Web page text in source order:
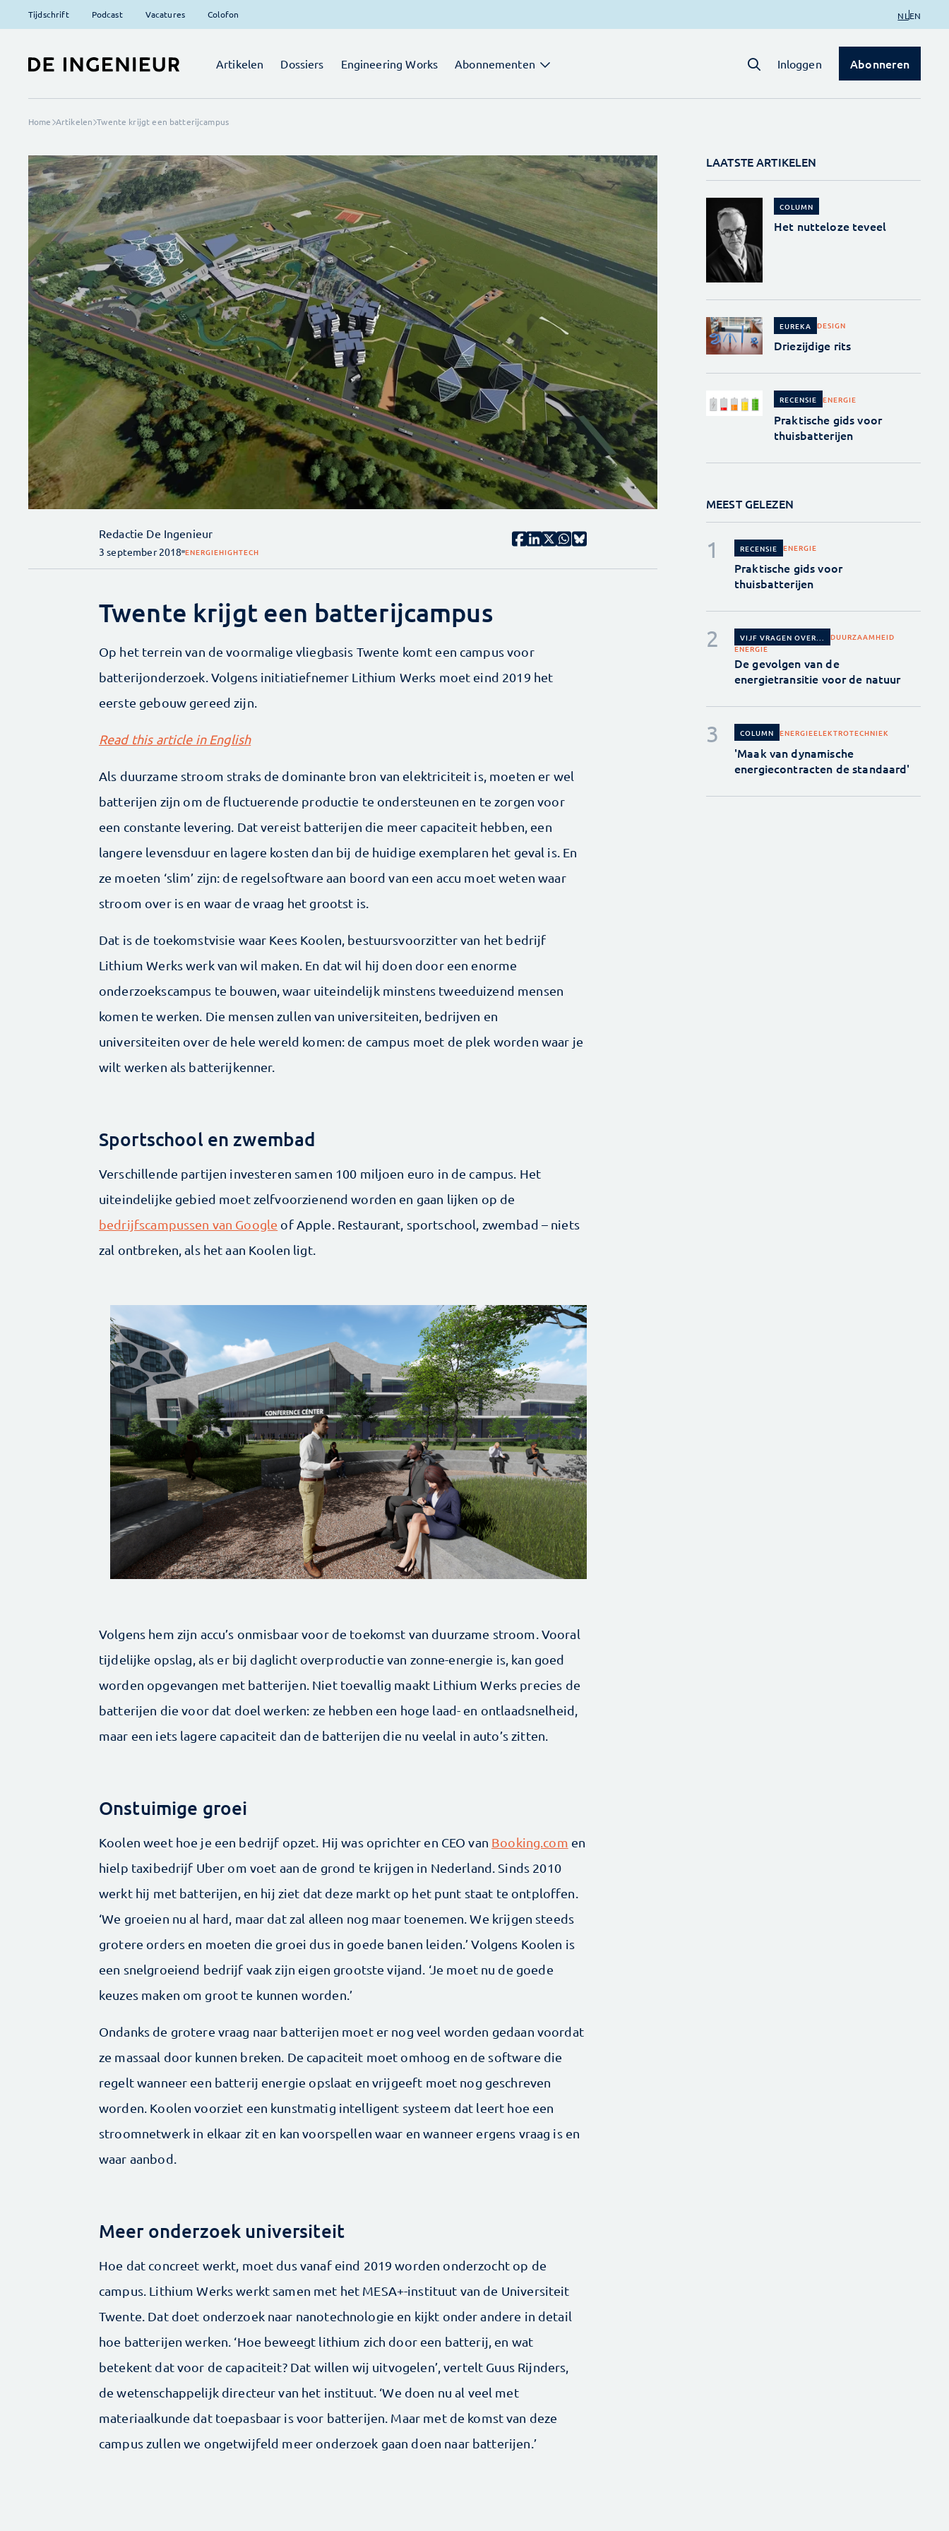
Tijdschrift Podcast Vacatures Colofon NL EN
Artikelen Dossiers Engineering Works Abonnementen Inloggen Abonneren
Home Artikelen Twente krijgt een batterijcampus
Redactie De Ingenieur
3 september 2018 ENERGIEHIGHTECH
Twente krijgt een batterijcampus
Op het terrein van de voormalige vliegbasis Twente komt een campus voor
batterijonderzoek. Volgens initiatiefnemer Lithium Werks moet eind 2019 het
eerste gebouw gereed zijn.
Read this article in English
Als duurzame stroom straks de dominante bron van elektriciteit is, moeten er wel
batterijen zijn om de fluctuerende productie te ondersteunen en te zorgen voor
een constante levering. Dat vereist batterijen die meer capaciteit hebben, een
langere levensduur en lagere kosten dan bij de huidige exemplaren het geval is. En
ze moeten ‘slim’ zijn: de regelsoftware aan boord van een accu moet weten waar
stroom over is en waar de vraag het grootst is.
Dat is de toekomstvisie waar Kees Koolen, bestuursvoorzitter van het bedrijf
Lithium Werks werk van wil maken. En dat wil hij doen door een enorme
onderzoekscampus te bouwen, waar uiteindelijk minstens tweeduizend mensen
komen te werken. Die mensen zullen van universiteiten, bedrijven en
universiteiten over de hele wereld komen: de campus moet de plek worden waar je
wilt werken als batterijkenner.
Sportschool en zwembad
Verschillende partijen investeren samen 100 miljoen euro in de campus. Het
uiteindelijke gebied moet zelfvoorzienend worden en gaan lijken op de
bedrijfscampussen van Google of Apple. Restaurant, sportschool, zwembad – niets
zal ontbreken, als het aan Koolen ligt.
Volgens hem zijn accu’s onmisbaar voor de toekomst van duurzame stroom. Vooral
tijdelijke opslag, als er bij daglicht overproductie van zonne-energie is, kan goed
worden opgevangen met batterijen. Niet toevallig maakt Lithium Werks precies de
batterijen die voor dat doel werken: ze hebben een hoge laad- en ontlaadsnelheid,
maar een iets lagere capaciteit dan de batterijen die nu veelal in auto’s zitten.
Onstuimige groei
Koolen weet hoe je een bedrijf opzet. Hij was oprichter en CEO van Booking.com en
hielp taxibedrijf Uber om voet aan de grond te krijgen in Nederland. Sinds 2010
werkt hij met batterijen, en hij ziet dat deze markt op het punt staat te ontploffen.
‘We groeien nu al hard, maar dat zal alleen nog maar toenemen. We krijgen steeds
grotere orders en moeten die groei dus in goede banen leiden.’ Volgens Koolen is
een snelgroeiend bedrijf vaak zijn eigen grootste vijand. ‘Je moet nu de goede
keuzes maken om groot te kunnen worden.’
Ondanks de grotere vraag naar batterijen moet er nog veel worden gedaan voordat
ze massaal door kunnen breken. De capaciteit moet omhoog en de software die
regelt wanneer een batterij energie opslaat en vrijgeeft moet nog geschreven
worden. Koolen voorziet een kunstmatig intelligent systeem dat leert hoe een
stroomnetwerk in elkaar zit en kan voorspellen waar en wanneer ergens vraag is en
waar aanbod.
Meer onderzoek universiteit
Hoe dat concreet werkt, moet dus vanaf eind 2019 worden onderzocht op de
campus. Lithium Werks werkt samen met het MESA+-instituut van de Universiteit
Twente. Dat doet onderzoek naar nanotechnologie en kijkt onder andere in detail
hoe batterijen werken. ‘Hoe beweegt lithium zich door een batterij, en wat
betekent dat voor de capaciteit? Dat willen wij uitvogelen’, vertelt Guus Rijnders,
de wetenschappelijk directeur van het instituut. ‘We doen nu al veel met
materiaalkunde dat toepasbaar is voor batterijen. Maar met de komst van deze
campus zullen we ongetwijfeld meer onderzoek gaan doen naar batterijen.’
LAATSTE ARTIKELEN
COLUMN
Het nutteloze teveel
EUREKA DESIGN
Driezijdige rits
RECENSIE ENERGIE
Praktische gids voor
thuisbatterijen
MEEST GELEZEN
RECENSIE ENERGIE
Praktische gids voor
thuisbatterijen
VIJF VRAGEN OVER...
DUURZAAMHEID
ENERGIE
De gevolgen van de
energietransitie voor de natuur
COLUMN ENERGIEELEKTROTECHNIEK
'Maak van dynamische
energiecontracten de standaard'